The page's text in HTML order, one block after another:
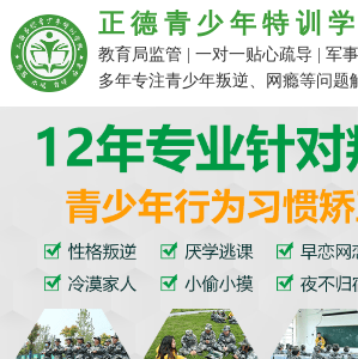
正德青少年特训
教育局监管 | 一对一贴心疏导 | 军
多年专注青少年叛逆、网瘾等问题